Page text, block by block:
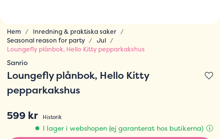
Hem
Inredning & praktiska saker
Seasonal reason for party
Jul
Loungefly plånbok, Hello Kitty pepparkakshus
Sanrio
Loungefly plånbok, Hello Kitty
pepparkakshus
599 kr
Historik
I lager i webshopen (ej garanterat hos butikerna)